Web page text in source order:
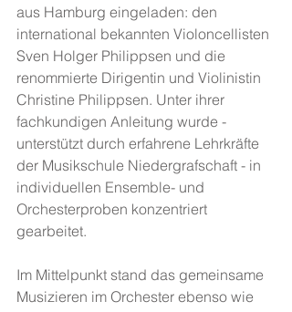
aus Hamburg eingeladen: den
international bekannten Violoncellisten
Sven Holger Philippsen und die
renommierte Dirigentin und Violinistin
Christine Philippsen. Unter ihrer
fachkundigen Anleitung wurde -
unterstützt durch erfahrene Lehrkräfte
der Musikschule Niedergrafschaft - in
individuellen Ensemble- und
Orchesterproben konzentriert
gearbeitet.
Im Mittelpunkt stand das gemeinsame
Musizieren im Orchester ebenso wie